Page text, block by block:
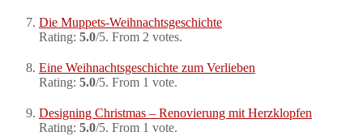
Die Muppets-Weihnachtsgeschichte
Rating: 5.0/5. From 2 votes.
Eine Weihnachtsgeschichte zum Verlieben
Rating: 5.0/5. From 1 vote.
Designing Christmas – Renovierung mit Herzklopfen
Rating: 5.0/5. From 1 vote.